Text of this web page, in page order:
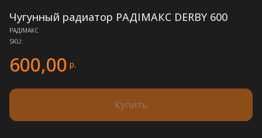
Чугунный радиатор РАДIМАКС DERBY 600
РАДIМАКС
SKU:
600,00 р.
Купить